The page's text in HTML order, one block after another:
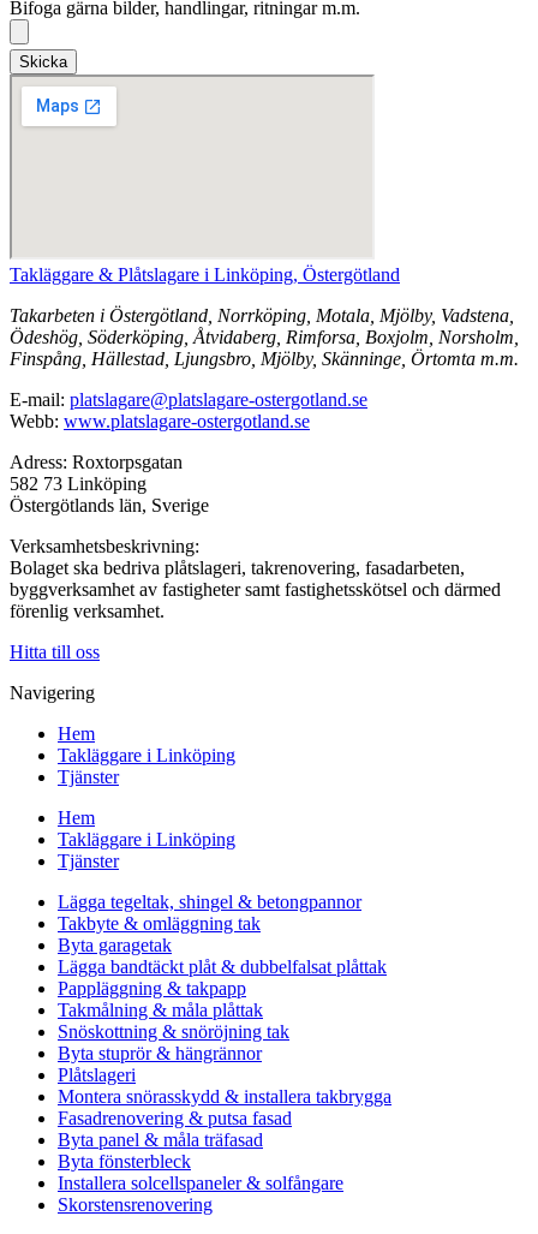
Bifoga gärna bilder, handlingar, ritningar m.m.
Skicka
Takläggare & Plåtslagare i Linköping, Östergötland
Takarbeten i Östergötland, Norrköping, Motala, Mjölby, Vadstena,
Ödeshög, Söderköping, Åtvidaberg, Rimforsa, Boxjolm, Norsholm,
Finspång, Hällestad, Ljungsbro, Mjölby, Skänninge, Örtomta m.m.
E-mail: platslagare@platslagare-ostergotland.se
Webb: www.platslagare-ostergotland.se
Adress: Roxtorpsgatan
582 73 Linköping
Östergötlands län, Sverige
Verksamhetsbeskrivning:
Bolaget ska bedriva plåtslageri, takrenovering, fasadarbeten,
byggverksamhet av fastigheter samt fastighetsskötsel och därmed
förenlig verksamhet.
Hitta till oss
Navigering
Hem
Takläggare i Linköping
Tjänster
Hem
Takläggare i Linköping
Tjänster
Lägga tegeltak, shingel & betongpannor
Takbyte & omläggning tak
Byta garagetak
Lägga bandtäckt plåt & dubbelfalsat plåttak
Pappläggning & takpapp
Takmålning & måla plåttak
Snöskottning & snöröjning tak
Byta stuprör & hängrännor
Plåtslageri
Montera snörasskydd & installera takbrygga
Fasadrenovering & putsa fasad
Byta panel & måla träfasad
Byta fönsterbleck
Installera solcellspaneler & solfångare
Skorstensrenovering